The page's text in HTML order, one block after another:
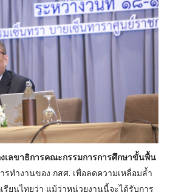
เลขาธิการคณะกรรมการการศึกษาขั้นพื้น
รทำงานของ กสศ. เพื่อลดความเหลื่อมล้ำ
รียนไทยว่า แม้ว่าหน่วยงานนี้จะได้รับการ